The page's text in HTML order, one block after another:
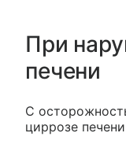
При
печени
C
циррозе